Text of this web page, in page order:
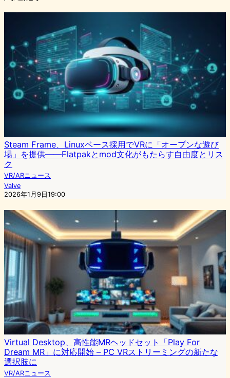
Steam Frame、Linuxベース採用でVRに「オープンな遊び
場」を提供——Flatpakとmod文化がもたらす自由度とリス
ク
VR/ARニュース
Valve
2026年1月9日19:00
Virtual Desktop、高性能MRヘッドセット「Play For
Dream MR」に対応開始 – PC VRストリーミングの新たな
選択肢に
VR/ARニュース